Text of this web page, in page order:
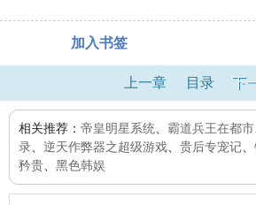
加入书签
上一章 目录 下
相关推荐： 帝皇明星系统 霸道兵王在都市
录
逆天作弊器之超级游戏 贵后专宠记
矜贵
黑色韩娱